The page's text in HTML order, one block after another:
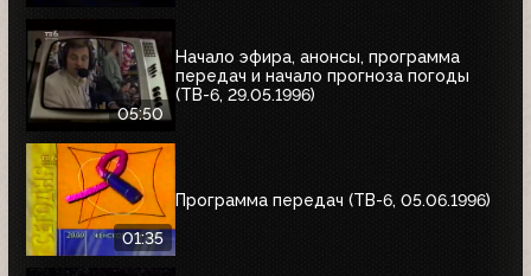
05:50
Начало эфира, анонсы, программа
передач и начало прогноза погоды
(ТВ-6, 29.05.1996)
01:35
Программа передач (ТВ-6, 05.06.1996)